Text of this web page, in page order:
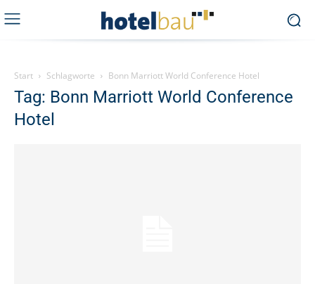
Start Schlagworte Bonn Marriott World Conference Hotel
Tag: Bonn Marriott World Conference
Hotel